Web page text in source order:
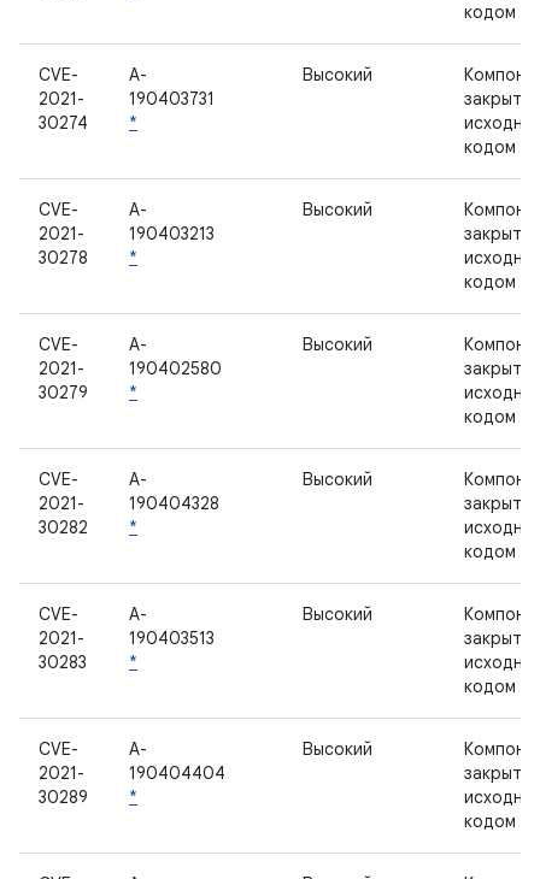
кодом
CVE-
2021-
30274
A-
190403731
*
Высокий
кодом
CVE-
2021-
30278
A-
190403213
*
Высокий
кодом
CVE-
2021-
30279
A-
190402580
*
Высокий
кодом
CVE-
2021-
30282
A-
190404328
*
Высокий
кодом
CVE-
2021-
30283
A-
190403513
*
Высокий
кодом
CVE-
2021-
30289
A-
190404404
*
Высокий
кодом